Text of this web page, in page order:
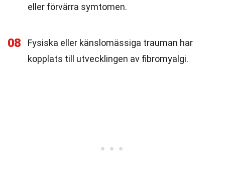
eller förvärra symtomen.
08
Fysiska eller känslomässiga trauman har
kopplats till utvecklingen av fibromyalgi.